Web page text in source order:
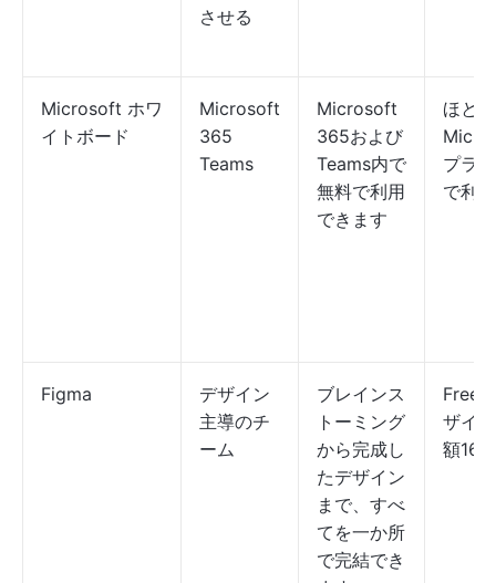
させる
Microsoft ホワ
イトボード
Microsoft
365
Teams
Microsoft
365および
Teams内で
無料で利用
できます
ほと
プラ
で利
Figma
デザイン
主導のチ
ーム
ブレインス
トーミング
から完成し
たデザイン
まで、すべ
てを一か所
で完結でき
Free
ザイ
額16